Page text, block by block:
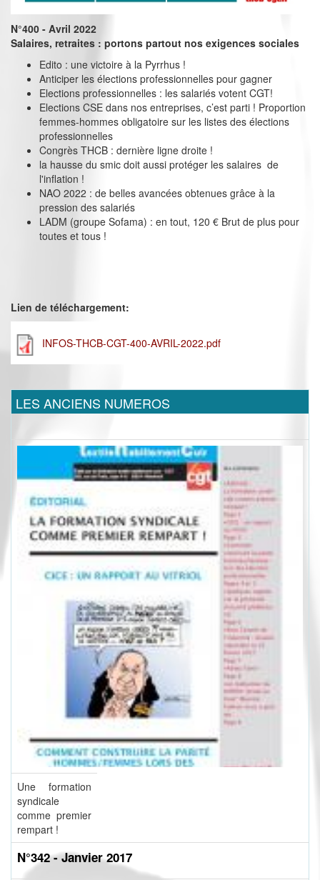
N°400 - Avril 2022
Salaires, retraites : portons partout nos exigences sociales
Edito : une victoire à la Pyrrhus !
Anticiper les élections professionnelles pour gagner
Elections professionnelles : les salariés votent CGT!
Elections CSE dans nos entreprises, c’est parti ! Proportion
femmes-hommes obligatoire sur les listes des élections
professionnelles
Congrès THCB : dernière ligne droite !
la hausse du smic doit aussi protéger les salaires de
l'inflation !
NAO 2022 : de belles avancées obtenues grâce à la
pression des salariés
LADM (groupe Sofama) : en tout, 120 € Brut de plus pour
toutes et tous !
Lien de téléchargement:
INFOS-THCB-CGT-400-AVRIL-2022.pdf
LES ANCIENS NUMEROS
Une formation
syndicale
comme premier
rempart !
N°342 - Janvier 2017